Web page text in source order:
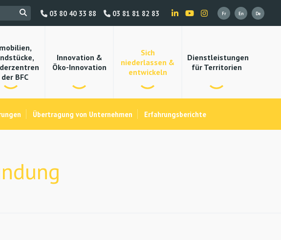
03 81 81 82 83
03 80 40 33 88
BFC
Innovation &
Öko-Innovation
Sich
niederlassen &
entwickeln
Dienstleistungen
für Territorien
Übertragung von Unternehmen Erfahrungsberichte